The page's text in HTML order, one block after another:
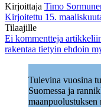
Kirjoittaja Timo
Kirjoitettu 15.
Tilaajille
Ei kommentteja
rakentaa tietyin ehdoin
Tulevina vuosina
Suomessa ja